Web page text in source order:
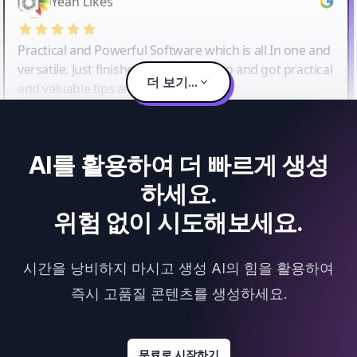
Practical and Powerful Software which is all In one and
versatile. Just finished their workshop and got practical
and valuable tips and tricks.
더 보기...
AI를 활용하여 더 빠르게 생성
하세요.
위험 없이 시도해보세요.
시간을 낭비하지 마시고 생성 AI의 힘을 활용하여
즉시 고품질 콘텐츠를 생성하세요.